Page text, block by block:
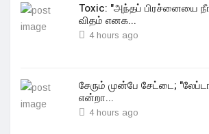
Toxic: "அந்தப் பிரச்னையை
விதம் எனக...
4 hours ago
சேரும் முன்பே சேட்டை;
என்றா...
4 hours ago